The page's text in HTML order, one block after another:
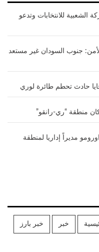
للانتخابات وتدعو
جنوب السودان غير مستعد
حادث تحطم طائرة لوري
منطقة “ري-رانقو”
مديراً إداريا لمنطقة
خبر خبر بارز